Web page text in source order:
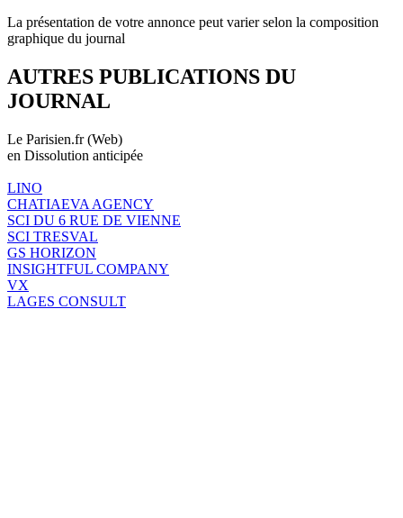
La présentation de votre annonce peut varier selon la composition
graphique du journal
AUTRES PUBLICATIONS DU
JOURNAL
Le Parisien.fr (Web)
en Dissolution anticipée
LINO
CHATIAEVA AGENCY
SCI DU 6 RUE DE VIENNE
SCI TRESVAL
GS HORIZON
INSIGHTFUL COMPANY
VX
LAGES CONSULT